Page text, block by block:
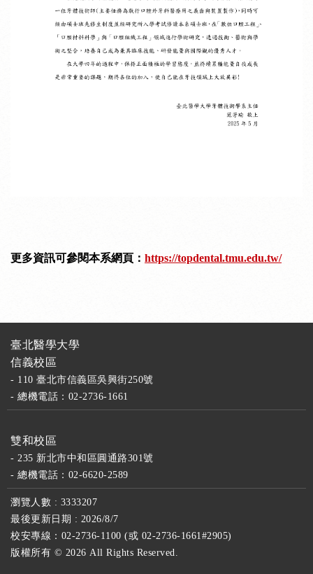
更多資訊可參閱本系網頁： https://topdental.tmu.edu.tw/
臺北醫學大學
信義校區
- 110 臺北市信義區吳興街250號
- 總機電話：02-2736-1661
雙和校區
- 235 新北市中和區圓通路301號
- 總機電話：02-6620-2589
瀏覽人數 : 3333207
最後更新日期 : 2026/8/7
校安專線：02-2736-1100 (或 02-2736-1661#2905)
版權所有 © 2026 All Rights Reserved.